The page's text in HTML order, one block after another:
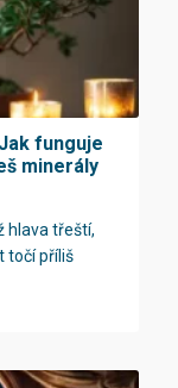
funguje
minerály
hlava třeští,
točí příliš